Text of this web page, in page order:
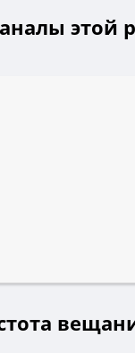
этой